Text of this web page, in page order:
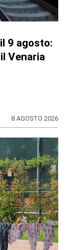
9 agosto:
Venaria
8 AGOSTO 2026